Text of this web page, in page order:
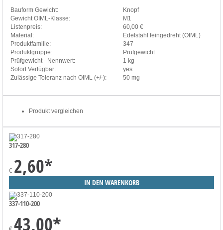
Bauform Gewicht:
Knopf
Gewicht OIML-Klasse:
M1
Listenpreis:
60,00 €
Material:
Edelstahl feingedreht (OIML)
Produktfamilie:
347
Produktgruppe:
Prüfgewicht
Prüfgewicht - Nennwert:
1 kg
Sofort Verfügbar:
yes
Zulässige Toleranz nach OIML (+/-):
50 mg
Produkt vergleichen
317-280
€ 2,60*
337-110-200
43,00*